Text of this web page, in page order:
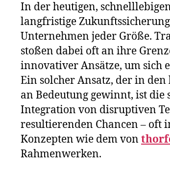
In der heutigen,
langfristige
Unternehmen jeder Größe.
stoßen dabei oft an ihre
innovativer Ansätze, um sich
Ein solcher Ansatz, der in
an Bedeutung gewinnt, ist die
Integration von disruptiven
resultierenden Chancen – oft
Konzepten wie dem von
Rahmenwerken.